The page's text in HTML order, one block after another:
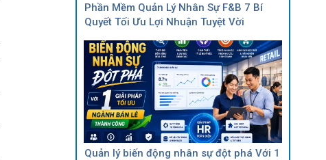
Phần Mềm Quản Lý Nhân Sự F&B 7 Bí
Quyết Tối Ưu Lợi Nhuận Tuyệt Vời
Quản lý biến động nhân sự đột phá Với 1